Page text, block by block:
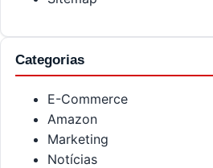
Categorias
E-Commerce
Amazon
Marketing
Notícias